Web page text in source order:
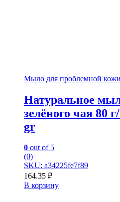
Мыло для проблемной кожи
Натуральное
зелёного чая 80
gr
0 out of 5
(0)
SKU: a34225fe7f89
164.35 ₽
В корзину